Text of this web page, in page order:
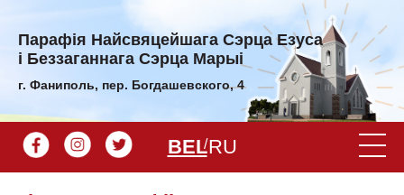
Парафiя Найсвяцейшага Сэрца Езуса
і Беззаганнага Сэрца Марыі
г. Фаниполь, пер. Богдашевского, 4
BELRU